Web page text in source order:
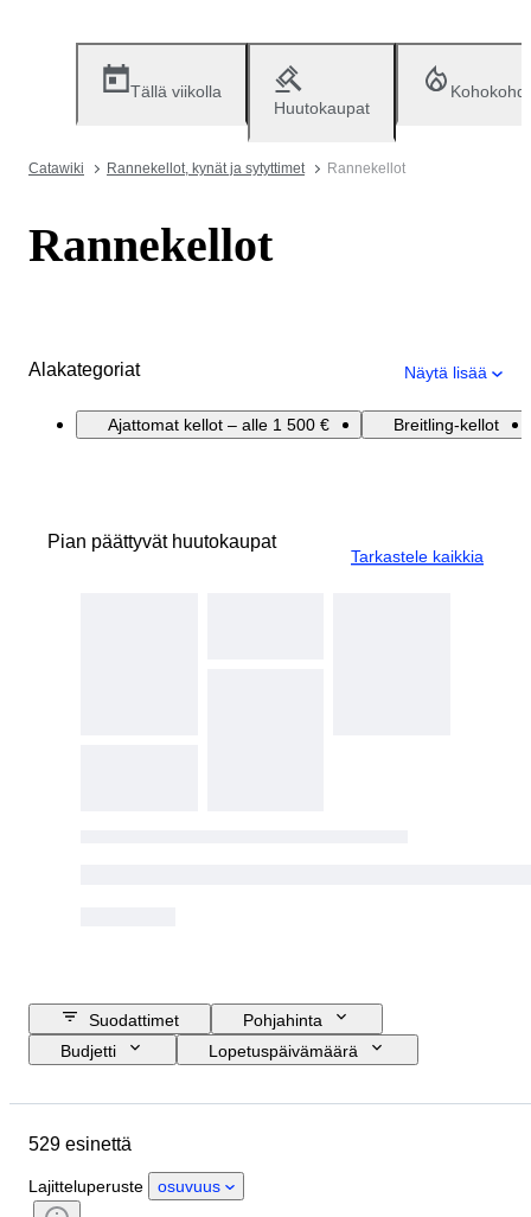
Tällä viikolla
Huutokaupat
Catawiki Rannekellot, kynät ja sytyttimet Rannekellot
Rannekellot
Alakategoriat Näytä lisää
Ajattomat kellot – alle 1 500 € Breitling-kellot
Pian päättyvät huutokaupat
Tarkastele kaikkia
Suodattimet
Pohjahinta
Budjetti
Lopetuspäivämäärä
Esine
Ajanjakso
Rannekellon liike
529 esinettä
Lajitteluperuste osuvuus